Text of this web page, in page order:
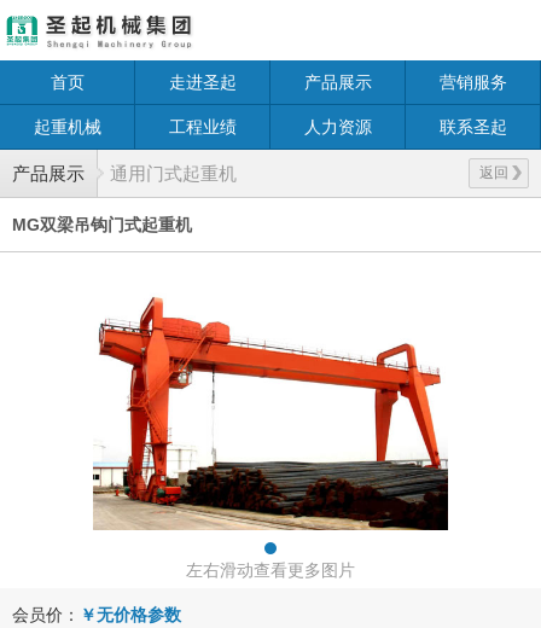
首页 走进圣起 产品展示 营销服务
起重机械 工程业绩 人力资源 联系圣起
产品展示 返回
通用门式起重机
MG双梁吊钩门式起重机
左右滑动查看更多图片
会员价： ￥无价格参数